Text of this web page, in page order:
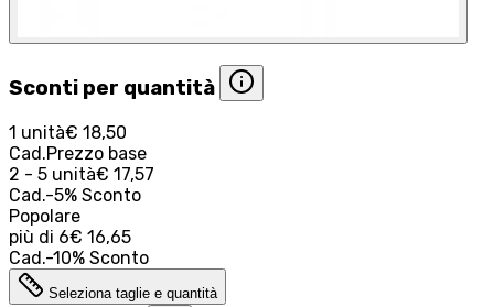
Sconti per quantità
1 unità€ 18,50
Cad.Prezzo base
2 - 5 unità€ 17,57
Cad.-5% Sconto
Popolare
più di 6€ 16,65
Cad.-10% Sconto
Seleziona taglie e quantità